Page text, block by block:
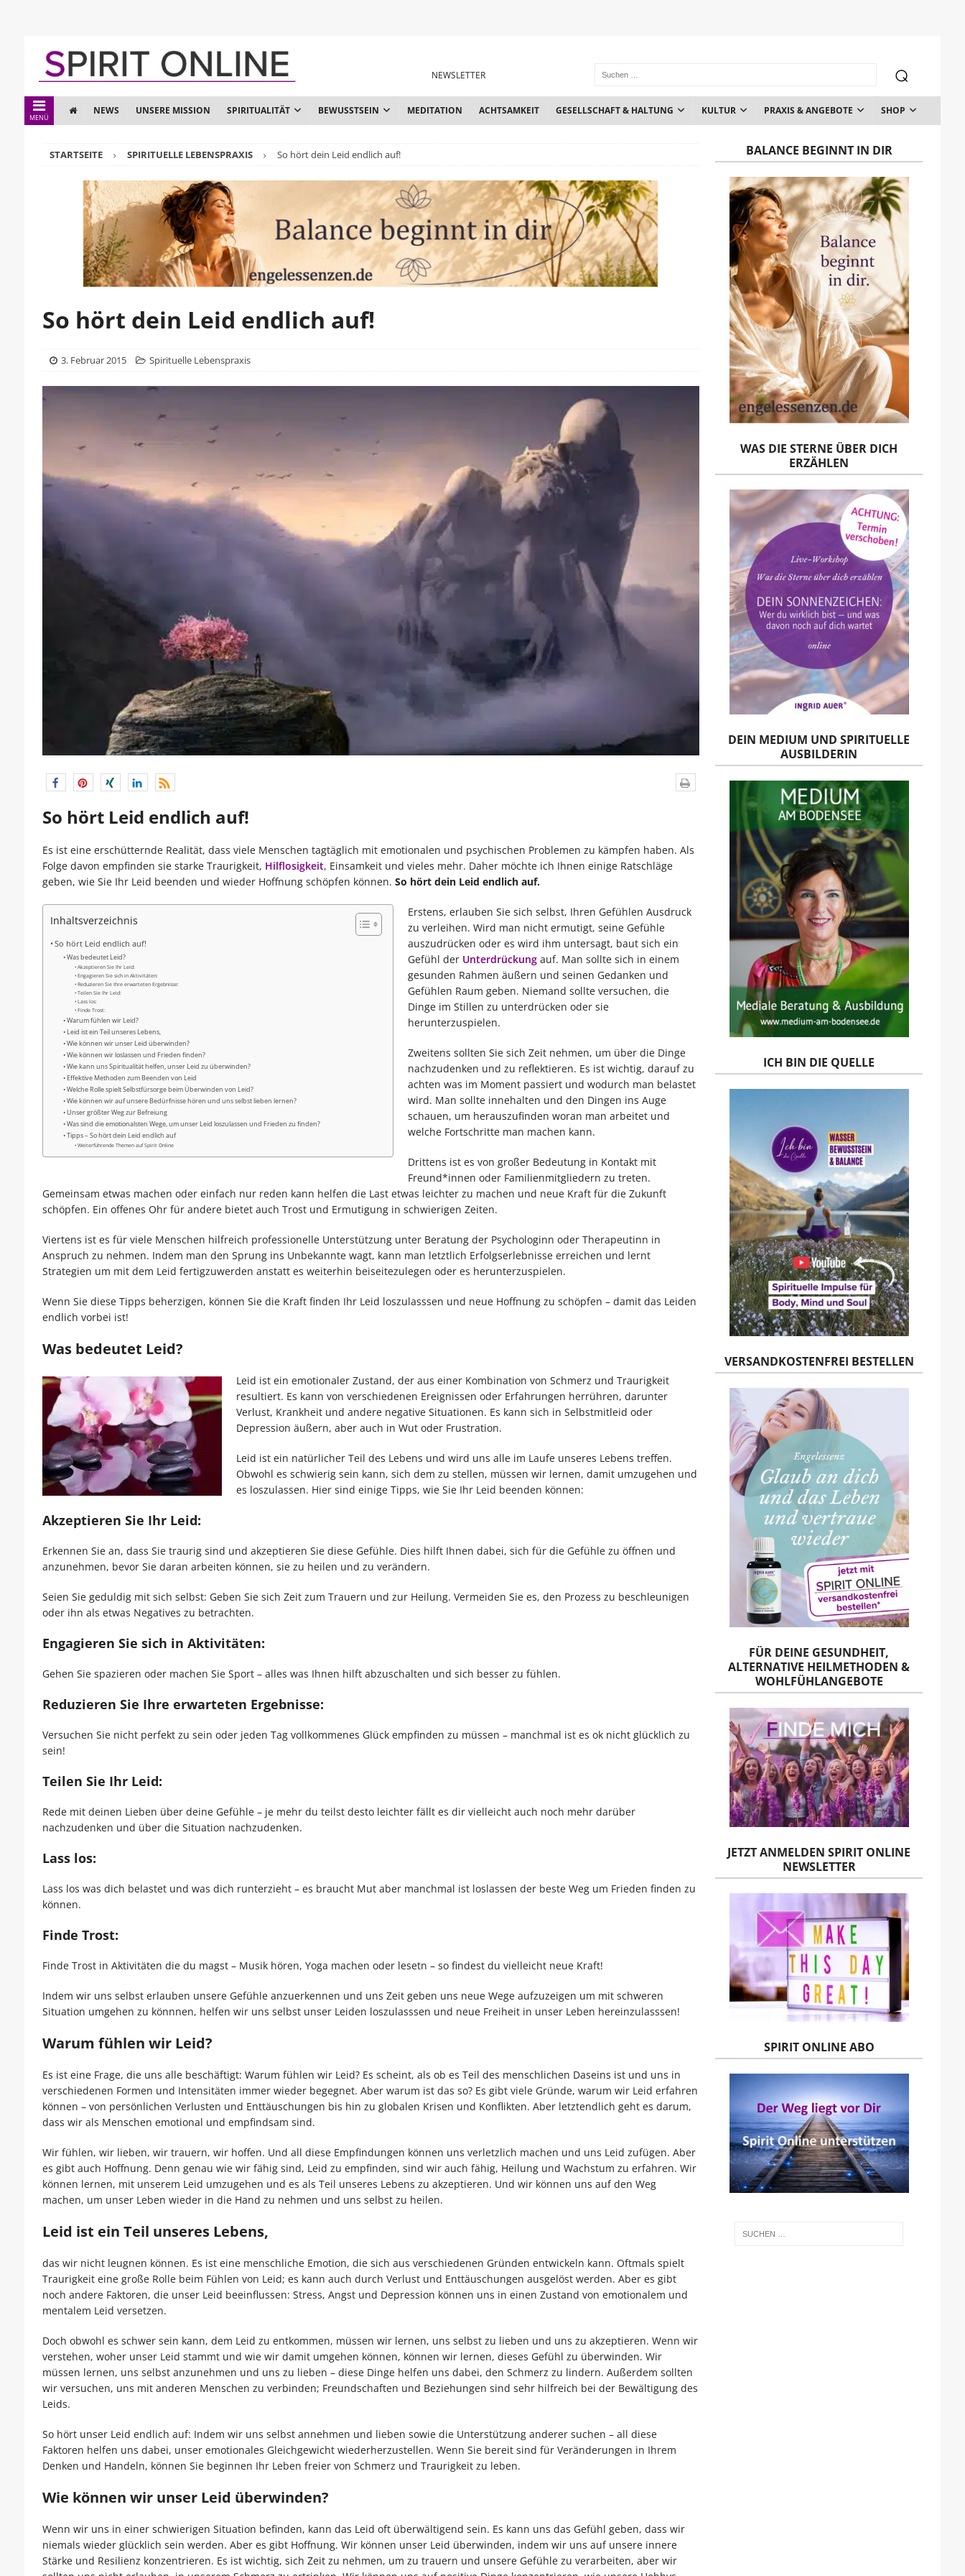
NEWSLETTER
MENÜ
NEWS UNSERE MISSION SPIRITUALITÄT BEWUSSTSEIN MEDITATION ACHTSAMKEIT GESELLSCHAFT & HALTUNG KULTUR PRAXIS & ANGEBOTE SHOP
STARTSEITE SPIRITUELLE LEBENSPRAXIS So hört dein Leid endlich auf!
So hört dein Leid endlich auf!
3. Februar 2015 Spirituelle Lebenspraxis
So hört Leid endlich auf!
Es ist eine erschütternde Realität, dass viele Menschen tagtäglich mit emotionalen und psychischen Problemen zu kämpfen haben. Als
Folge davon empfinden sie starke Traurigkeit, Hilflosigkeit, Einsamkeit und vieles mehr. Daher möchte ich Ihnen einige Ratschläge
geben, wie Sie Ihr Leid beenden und wieder Hoffnung schöpfen können. So hört dein Leid endlich auf.
Inhaltsverzeichnis
So hört Leid endlich auf!
Was bedeutet Leid?
Akzeptieren Sie Ihr Leid:
Engagieren Sie sich in Aktivitäten:
Reduzieren Sie Ihre erwarteten Ergebnisse:
Teilen Sie Ihr Leid:
Lass los:
Finde Trost:
Warum fühlen wir Leid?
Leid ist ein Teil unseres Lebens,
Wie können wir unser Leid überwinden?
Wie können wir loslassen und Frieden finden?
Wie kann uns Spiritualität helfen, unser Leid zu überwinden?
Effektive Methoden zum Beenden von Leid
Welche Rolle spielt Selbstfürsorge beim Überwinden von Leid?
Wie können wir auf unsere Bedürfnisse hören und uns selbst lieben lernen?
Unser größter Weg zur Befreiung
Was sind die emotionalsten Wege, um unser Leid loszulassen und Frieden zu finden?
Tipps – So hört dein Leid endlich auf
Weiterführende Themen auf Spirit Online
Erstens, erlauben Sie sich selbst, Ihren Gefühlen Ausdruck
zu verleihen. Wird man nicht ermutigt, seine Gefühle
auszudrücken oder es wird ihm untersagt, baut sich ein
Gefühl der Unterdrückungauf. Man sollte sich in einem
gesunden Rahmen äußern und seinen Gedanken und
Gefühlen Raum geben. Niemand sollte versuchen, die
Dinge im Stillen zu unterdrücken oder sie
herunterzuspielen.
Zweitens sollten Sie sich Zeit nehmen, um über die Dinge
nachzudenken und zu reflektieren. Es ist wichtig, darauf zu
achten was im Moment passiert und wodurch man belastet
wird. Man sollte innehalten und den Dingen ins Auge
schauen, um herauszufinden woran man arbeitet und
welche Fortschritte man machen kann.
Drittens ist es von großer Bedeutung in Kontakt mit
Freund*innen oder Familienmitgliedern zu treten.
Gemeinsam etwas machen oder einfach nur reden kann helfen die Last etwas leichter zu machen und neue Kraft für die Zukunft
schöpfen. Ein offenes Ohr für andere bietet auch Trost und Ermutigung in schwierigen Zeiten.
Viertens ist es für viele Menschen hilfreich professionelle Unterstützung unter Beratung der Psychologinn oder Therapeutinn in
Anspruch zu nehmen. Indem man den Sprung ins Unbekannte wagt, kann man letztlich Erfolgserlebnisse erreichen und lernt
Strategien um mit dem Leid fertigzuwerden anstatt es weiterhin beiseitezulegen oder es herunterzuspielen.
Wenn Sie diese Tipps beherzigen, können Sie die Kraft finden Ihr Leid loszulasssen und neue Hoffnung zu schöpfen – damit das Leiden
endlich vorbei ist!
Was bedeutet Leid?
Leid ist ein emotionaler Zustand, der aus einer Kombination von Schmerz und Traurigkeit
resultiert. Es kann von verschiedenen Ereignissen oder Erfahrungen herrühren, darunter
Verlust, Krankheit und andere negative Situationen. Es kann sich in Selbstmitleid oder
Depression äußern, aber auch in Wut oder Frustration.
Leid ist ein natürlicher Teil des Lebens und wird uns alle im Laufe unseres Lebens treffen.
Obwohl es schwierig sein kann, sich dem zu stellen, müssen wir lernen, damit umzugehen und
es loszulassen. Hier sind einige Tipps, wie Sie Ihr Leid beenden können:
Akzeptieren Sie Ihr Leid:
Erkennen Sie an, dass Sie traurig sind und akzeptieren Sie diese Gefühle. Dies hilft Ihnen dabei, sich für die Gefühle zu öffnen und
anzunehmen, bevor Sie daran arbeiten können, sie zu heilen und zu verändern.
Seien Sie geduldig mit sich selbst: Geben Sie sich Zeit zum Trauern und zur Heilung. Vermeiden Sie es, den Prozess zu beschleunigen
oder ihn als etwas Negatives zu betrachten.
Engagieren Sie sich in Aktivitäten:
Gehen Sie spazieren oder machen Sie Sport – alles was Ihnen hilft abzuschalten und sich besser zu fühlen.
Reduzieren Sie Ihre erwarteten Ergebnisse:
Versuchen Sie nicht perfekt zu sein oder jeden Tag vollkommenes Glück empfinden zu müssen – manchmal ist es ok nicht glücklich zu
sein!
Teilen Sie Ihr Leid:
Rede mit deinen Lieben über deine Gefühle – je mehr du teilst desto leichter fällt es dir vielleicht auch noch mehr darüber
nachzudenken und über die Situation nachzudenken.
Lass los:
Lass los was dich belastet und was dich runterzieht – es braucht Mut aber manchmal ist loslassen der beste Weg um Frieden finden zu
können.
Finde Trost:
Finde Trost in Aktivitäten die du magst – Musik hören, Yoga machen oder lesetn – so findest du vielleicht neue Kraft!
Indem wir uns selbst erlauben unsere Gefühle anzuerkennen und uns Zeit geben uns neue Wege aufzuzeigen um mit schweren
Situation umgehen zu könnnen, helfen wir uns selbst unser Leiden loszulasssen und neue Freiheit in unser Leben hereinzulasssen!
Warum fühlen wir Leid?
Es ist eine Frage, die uns alle beschäftigt: Warum fühlen wir Leid? Es scheint, als ob es Teil des menschlichen Daseins ist und uns in
verschiedenen Formen und Intensitäten immer wieder begegnet. Aber warum ist das so? Es gibt viele Gründe, warum wir Leid erfahren
können – von persönlichen Verlusten und Enttäuschungen bis hin zu globalen Krisen und Konflikten. Aber letztendlich geht es darum,
dass wir als Menschen emotional und empfindsam sind.
Wir fühlen, wir lieben, wir trauern, wir hoffen. Und all diese Empfindungen können uns verletzlich machen und uns Leid zufügen. Aber
es gibt auch Hoffnung. Denn genau wie wir fähig sind, Leid zu empfinden, sind wir auch fähig, Heilung und Wachstum zu erfahren. Wir
können lernen, mit unserem Leid umzugehen und es als Teil unseres Lebens zu akzeptieren. Und wir können uns auf den Weg
machen, um unser Leben wieder in die Hand zu nehmen und uns selbst zu heilen.
Leid ist ein Teil unseres Lebens,
das wir nicht leugnen können. Es ist eine menschliche Emotion, die sich aus verschiedenen Gründen entwickeln kann. Oftmals spielt
Traurigkeit eine große Rolle beim Fühlen von Leid; es kann auch durch Verlust und Enttäuschungen ausgelöst werden. Aber es gibt
noch andere Faktoren, die unser Leid beeinflussen: Stress, Angst und Depression können uns in einen Zustand von emotionalem und
mentalem Leid versetzen.
Doch obwohl es schwer sein kann, dem Leid zu entkommen, müssen wir lernen, uns selbst zu lieben und uns zu akzeptieren. Wenn wir
verstehen, woher unser Leid stammt und wie wir damit umgehen können, können wir lernen, dieses Gefühl zu überwinden. Wir
müssen lernen, uns selbst anzunehmen und uns zu lieben – diese Dinge helfen uns dabei, den Schmerz zu lindern. Außerdem sollten
wir versuchen, uns mit anderen Menschen zu verbinden; Freundschaften und Beziehungen sind sehr hilfreich bei der Bewältigung des
Leids.
So hört unser Leid endlich auf: Indem wir uns selbst annehmen und lieben sowie die Unterstützung anderer suchen – all diese
Faktoren helfen uns dabei, unser emotionales Gleichgewicht wiederherzustellen. Wenn Sie bereit sind für Veränderungen in Ihrem
Denken und Handeln, können Sie beginnen Ihr Leben freier von Schmerz und Traurigkeit zu leben.
Wie können wir unser Leid überwinden?
Wenn wir uns in einer schwierigen Situation befinden, kann das Leid oft überwältigend sein. Es kann uns das Gefühl geben, dass wir
niemals wieder glücklich sein werden. Aber es gibt Hoffnung. Wir können unser Leid überwinden, indem wir uns auf unsere innere
Stärke und Resilienz konzentrieren. Es ist wichtig, sich Zeit zu nehmen, um zu trauern und unsere Gefühle zu verarbeiten, aber wir
BALANCE BEGINNT IN DIR
WAS DIE STERNE ÜBER DICH
ERZÄHLEN
DEIN MEDIUM UND SPIRITUELLE
AUSBILDERIN
ICH BIN DIE QUELLE
VERSANDKOSTENFREI BESTELLEN
FÜR DEINE GESUNDHEIT,
ALTERNATIVE HEILMETHODEN &
WOHLFÜHLANGEBOTE
JETZT ANMELDEN SPIRIT ONLINE
NEWSLETTER
SPIRIT ONLINE ABO